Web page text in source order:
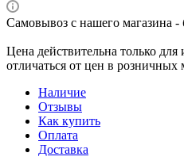
Самовывоз с нашего магазина -
Цена действительна только
отличаться от цен в розничных
Наличие
Отзывы
Как купить
Оплата
Доставка